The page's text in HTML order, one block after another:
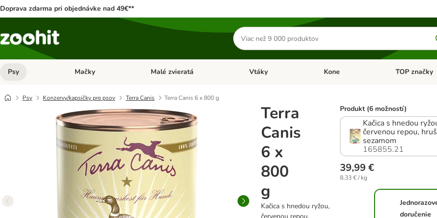
Doprava zdarma pri objednávke nad 49€**
Hľadať
produkty
Psy Otvoriť menu: Psy
Mačky Otvoriť menu: Mačky
Malé zvieratá Otvoriť menu: Malé zvieratá
Vtáky Otvoriť menu: Vtáky
Kone Otvoriť menu:
TOP značky
Psy Konzervy/kapsičky pre psov Terra Canis Terra Canis 6 x 800 g
Terra
Canis
6 x
800
g
Kačica s hnedou ryžou,
Produkt (6 možností)
Kačica s hnedou
červenou repou,
sezamom
165855.21
39,99 €
8,33 € / kg
doručenie